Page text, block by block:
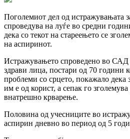
Поголемиот дел од истражувањата
спроведува на луѓе во средни
дека со текот на стареењето се
на аспиринот.
Истражувањето спроведено во САД
здрави лица, постари од 70 години
проблеми со срцето, покажало дека
им е од корист, а сепак го
внатрешно крварење.
Половина од учесниците во
аспирин дневно во период од 5